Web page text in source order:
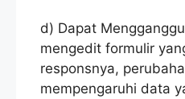
d) Dapat
mengedit formulir
responsnya,
mempengaruhi data